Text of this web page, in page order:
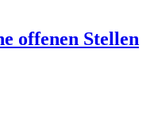
offenen Stellen